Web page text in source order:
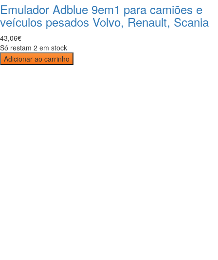
Emulador Adblue 9em1 para camiões e
veículos pesados Volvo, Renault, Scania
43,06€
Só restam 2 em stock
Adicionar ao carrinho